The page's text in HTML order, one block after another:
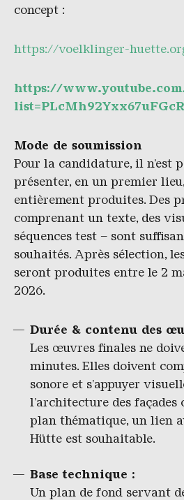
concept :
https://voelklinger-
https://
Mode de soumission
Pour la candidature, il n’est
présenter, en un premier
entièrement produites. Des
comprenant un texte, des
séquences test – sont
souhaités. Après sélection,
seront produites entre le 2
2026.
Durée & contenu des
Les œuvres finales ne
minutes. Elles doivent
sonore et s’appuyer
l’architecture des façades
plan thématique, un lien
Hütte est souhaitable.
Base technique :
Un plan de fond servant